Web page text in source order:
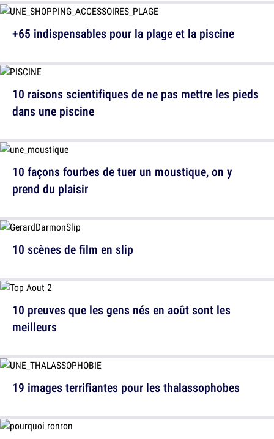
+65 indispensables pour la plage et la piscine
10 façons fourbes de tuer un moustique, on y
prend du plaisir
10 preuves que les gens nés en août sont les
meilleurs
10 raisons scientifiques de ne pas mettre les pieds
dans une piscine
10 scènes de film en slip
19 images terrifiantes pour les thalassophobes